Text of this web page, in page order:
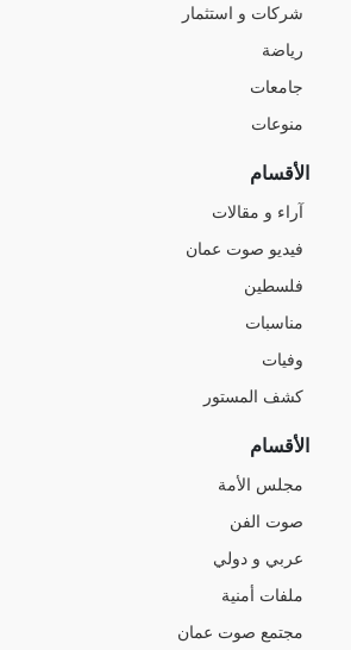
شركات و استثمار
رياضة
جامعات
منوعات
الأقسام
آراء و مقالات
فيديو صوت عمان
فلسطين
مناسبات
وفيات
كشف المستور
الأقسام
مجلس الأمة
صوت الفن
عربي و دولي
ملفات أمنية
مجتمع صوت عمان